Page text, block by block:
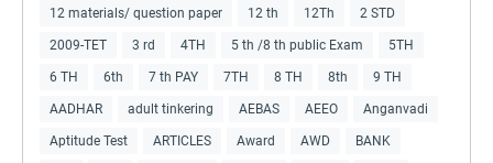
12 materials/ question paper 12 th 12Th 2 STD
2009-TET 3 rd 4TH 5 th /8 th public Exam 5TH
6 TH 6th 7 th PAY 7TH 8 TH 8th 9 TH
AADHAR adult tinkering AEBAS AEEO Anganvadi
Aptitude Test ARTICLES Award AWD BANK